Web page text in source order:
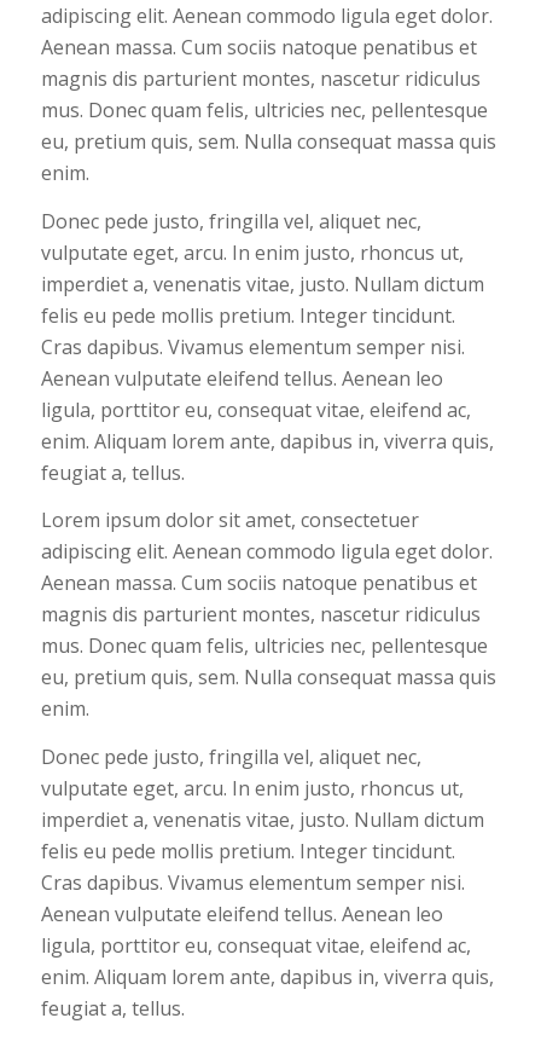
adipiscing elit. Aenean commodo ligula eget dolor.
Aenean massa. Cum sociis natoque penatibus et
magnis dis parturient montes, nascetur ridiculus
mus. Donec quam felis, ultricies nec, pellentesque
eu, pretium quis, sem. Nulla consequat massa quis
enim.
Donec pede justo, fringilla vel, aliquet nec,
vulputate eget, arcu. In enim justo, rhoncus ut,
imperdiet a, venenatis vitae, justo. Nullam dictum
felis eu pede mollis pretium. Integer tincidunt.
Cras dapibus. Vivamus elementum semper nisi.
Aenean vulputate eleifend tellus. Aenean leo
ligula, porttitor eu, consequat vitae, eleifend ac,
enim. Aliquam lorem ante, dapibus in, viverra quis,
feugiat a, tellus.
Lorem ipsum dolor sit amet, consectetuer
adipiscing elit. Aenean commodo ligula eget dolor.
Aenean massa. Cum sociis natoque penatibus et
magnis dis parturient montes, nascetur ridiculus
mus. Donec quam felis, ultricies nec, pellentesque
eu, pretium quis, sem. Nulla consequat massa quis
enim.
Donec pede justo, fringilla vel, aliquet nec,
vulputate eget, arcu. In enim justo, rhoncus ut,
imperdiet a, venenatis vitae, justo. Nullam dictum
felis eu pede mollis pretium. Integer tincidunt.
Cras dapibus. Vivamus elementum semper nisi.
Aenean vulputate eleifend tellus. Aenean leo
ligula, porttitor eu, consequat vitae, eleifend ac,
enim. Aliquam lorem ante, dapibus in, viverra quis,
feugiat a, tellus.